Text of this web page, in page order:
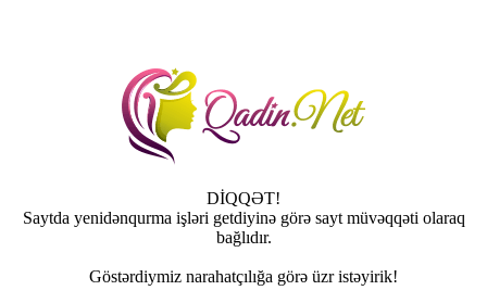
DİQQƏT!
Saytda yenidənqurma işləri getdiyinə görə sayt müvəqqəti olaraq
bağlıdır.
Göstərdiymiz narahatçılığa görə üzr istəyirik!